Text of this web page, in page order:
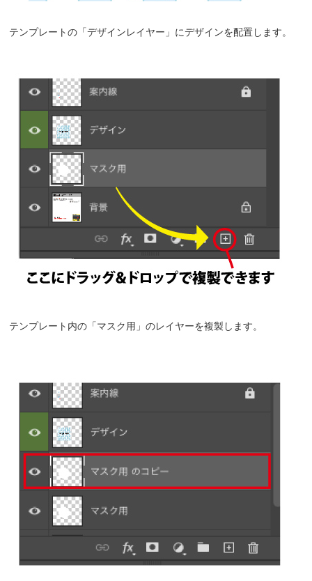
テンプレートの「デザインレイヤー」にデザインを配置します。
テンプレート内の「マスク用」のレイヤーを複製します。